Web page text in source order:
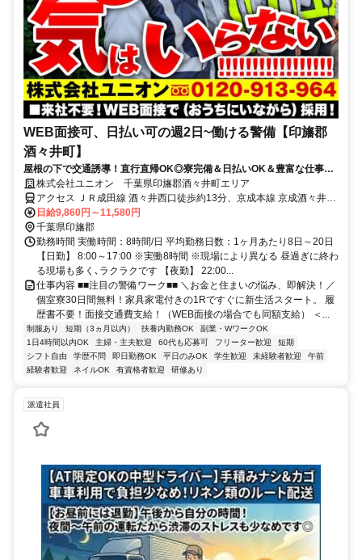
WEB面接可、日払い可の週2日~働ける警備【印旛郡
酒々井町】
屋根の下で交通誘導！直行直帰OK◎寮完備＆日払いOK＆豊富な仕事量
★仕事が早く終わった時でも日給保証
株式会社ユニオン 千葉県印旛郡酒々井町エリア
アクセス ＪＲ成田線 酒々井西口徒歩約13分、京成本線 京成酒々井東
口徒歩約18分、京成本線 大佐倉徒歩約33分 千葉県印旛郡酒々井町エ
リア（南酒々井駅、酒々井駅、京成酒々井駅、宗吾参道駅等）
日給9,860円～11,580円
千葉県印旛郡
勤務時間 実働時間：8時間/日 平均勤務日数：1ヶ月あたり8日～20日
【日勤】 8:00～17:00 ※実働8時間 ※現場により異なる 昼過ぎに終わ
る現場も多く､ラクラクです 【夜勤】 22:00...
仕事内容 ■■注目の警備ワーク■■ ＼お金と住まいの悩み、即解決！／
個室寮30日間無料！家具家電付きの1Rですぐに新生活スタート。 履
歴書不要！面接交通費支給！（WEB面接の場合でも同額支給） ＜...
制服あり 短期（3ヵ月以内） 扶養内勤務OK
副業・WワークOK
1日4時間以内OK
主婦・主夫歓迎 60代も応募可 フリーター歓迎
短期
シフト自由
学歴不問 即日勤務OK 平日のみOK 学生歓迎 未経験者歓迎
午前
経験者歓迎
ネイルOK 有資格者歓迎 研修あり
派遣社員